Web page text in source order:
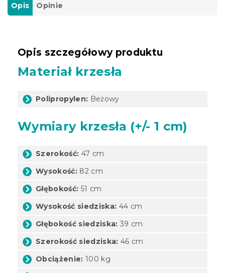
Opis Opinie
Opis szczegółowy produktu
Materiał krzesła
Polipropylen: Beżowy
Wymiary krzesła (+/- 1 cm)
Szerokość: 47 cm
Wysokość: 82 cm
Głębokość: 51 cm
Wysokość siedziska: 44 cm
Głębokość siedziska: 39 cm
Szerokość siedziska: 46 cm
Obciążenie: 100 kg